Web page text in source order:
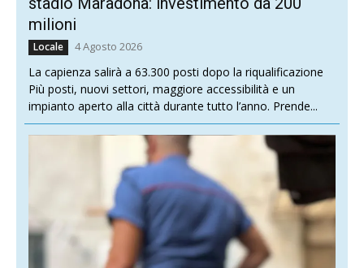
milioni
Locale 4 Agosto 2026
La capienza salirà a 63.300 posti dopo la riqualificazione
Più posti, nuovi settori, maggiore accessibilità e un
impianto aperto alla città durante tutto l’anno. Prende...